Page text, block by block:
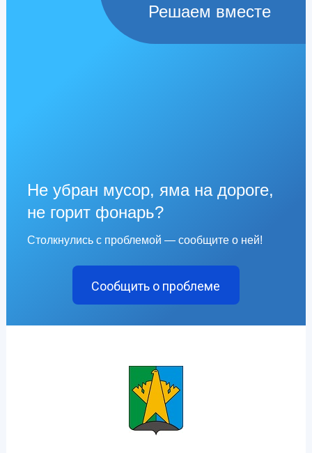
Решаем вместе
Не убран мусор, яма на дороге,
не горит фонарь?
Столкнулись с проблемой — сообщите о ней!
Сообщить о проблеме